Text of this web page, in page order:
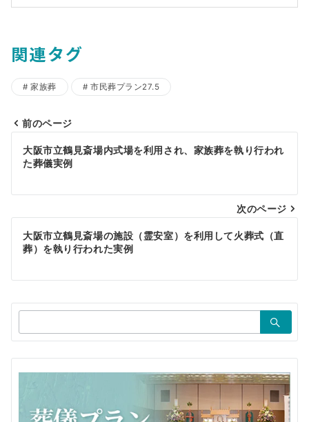
関連タグ
家族葬 市民葬プラン27.5
投
稿
ナ
ビ
ゲ
ー
シ
ョ
ン
前のページ
大阪市立鶴見斎場内式場を利用され、家族葬を執り行われ
た葬儀実例
次のページ
大阪市立鶴見斎場の施設（霊安室）を利用して火葬式（直
葬）を執り行われた実例
索：